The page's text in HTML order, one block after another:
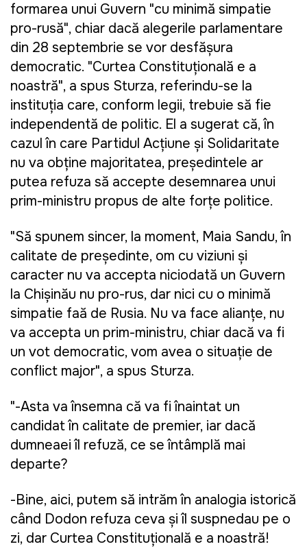
formarea unui Guvern "cu minimă simpatie
pro-rusă", chiar dacă alegerile parlamentare
din 28 septembrie se vor desfășura
democratic. "Curtea Constituțională e a
noastră", a spus Sturza, referindu-se la
instituția care, conform legii, trebuie să fie
independentă de politic. El a sugerat că, în
cazul în care Partidul Acţiune şi Solidaritate
nu va obține majoritatea, președintele ar
putea refuza să accepte desemnarea unui
prim-ministru propus de alte forțe politice.
"Să spunem sincer, la moment, Maia Sandu, în
calitate de preşedinte, om cu viziuni şi
caracter nu va accepta niciodată un Guvern
la Chişinău nu pro-rus, dar nici cu o minimă
simpatie faţă de Rusia. Nu va face alianţe, nu
va accepta un prim-ministru, chiar dacă va fi
un vot democratic, vom avea o situaţie de
conflict major", a spus Sturza.
"-Asta va însemna că va fi înaintat un
candidat în calitate de premier, iar dacă
dumneaei îl refuză, ce se întâmplă mai
departe?
-Bine, aici, putem să intrăm în analogia istorică
când Dodon refuza ceva şi îl suspnedau pe o
zi, dar Curtea Constituţională e a noastră!